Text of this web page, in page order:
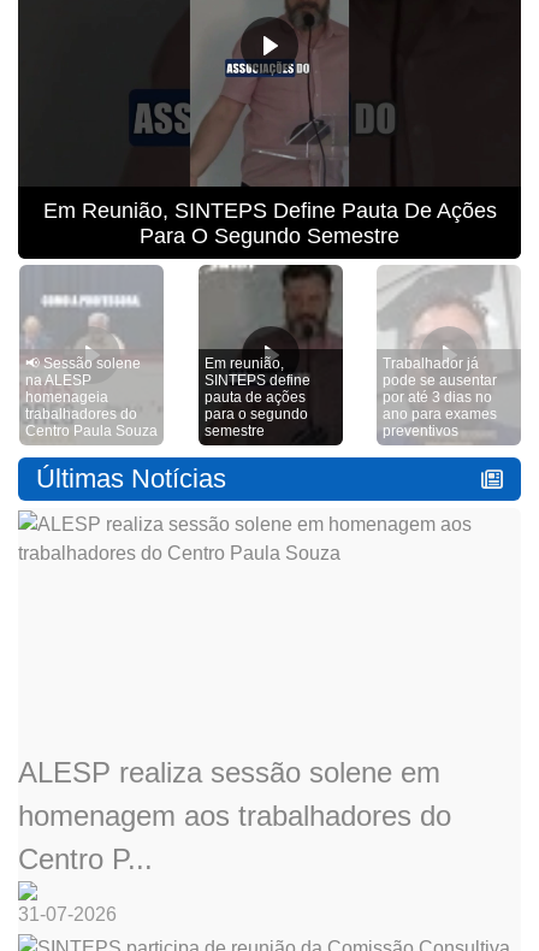
Trabalhador Já Pode Se Ausentar Por Até 3 Dias
No Ano Para Exames Preventivos
📢 Sessão solene
na ALESP
homenageia
trabalhadores do
Centro Paula Souza
Em reunião,
SINTEPS define
pauta de ações
para o segundo
semestre
Trabalhador já
pode se ausentar
por até 3 dias no
ano para exames
preventivos
Últimas Notícias
ALESP realiza sessão solene em
homenagem aos trabalhadores do
Centro P...
31-07-2026